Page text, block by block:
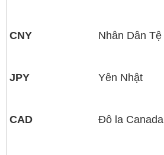
CNY Nhân Dân Tệ
JPY Yên Nhật
CAD Đô la Canada